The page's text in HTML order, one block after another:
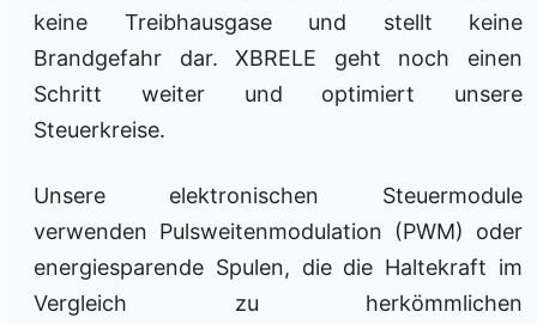
keine Treibhausgase und stellt keine
Brandgefahr dar. XBRELE geht noch einen
Schritt weiter und optimiert unsere
Steuerkreise.
Unsere elektronischen Steuermodule
verwenden Pulsweitenmodulation (PWM) oder
energiesparende Spulen, die die Haltekraft im
Vergleich zu herkömmlichen